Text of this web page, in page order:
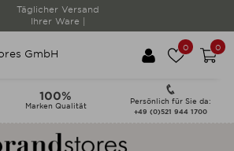
Telefonisch täglich
von 10 - 18 Uhr erreichbar |
0 0
100%
Marken Qualität
Persönlich für Sie da:
+49 (0)521 944 1700